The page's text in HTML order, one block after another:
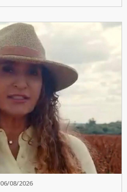
06/08/2026